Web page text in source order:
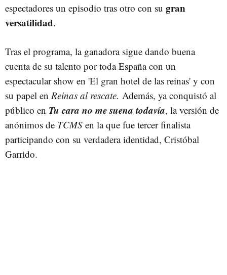
espectadores un episodio tras otro con su gran
versatilidad.
Tras el programa, la ganadora sigue dando buena
cuenta de su talento por toda España con un
espectacular show en 'El gran hotel de las reinas' y con
su papel en Reinas al rescate. Además, ya conquistó al
público en Tu cara no me suena todavía, la versión de
anónimos de TCMS en la que fue tercer finalista
participando con su verdadera identidad, Cristóbal
Garrido.